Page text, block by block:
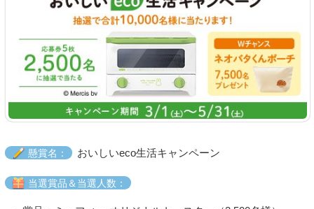
懸賞名： おいしいeco生活キャンペーン
当選賞品＆当選人数：